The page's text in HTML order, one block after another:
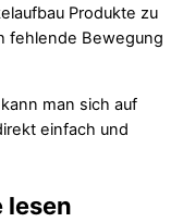
Produkte zu
fehlende Bewegung
man sich auf
einfach und
lesen